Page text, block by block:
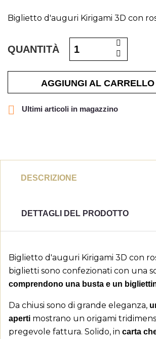
Biglietto d'auguri Kirigami 3D con
QUANTITÀ
AGGIUNGI AL CARRELLO
 Ultimi articoli in magazzino
DESCRIZIONE
DETTAGLI DEL PRODOTTO
Biglietto d'auguri Kirigami 3D con
biglietti sono confezionati con una
comprendono una busta e un
Da chiusi sono di grande eleganza,
aperti mostrano un origami
pregevole fattura. Solido, in carta